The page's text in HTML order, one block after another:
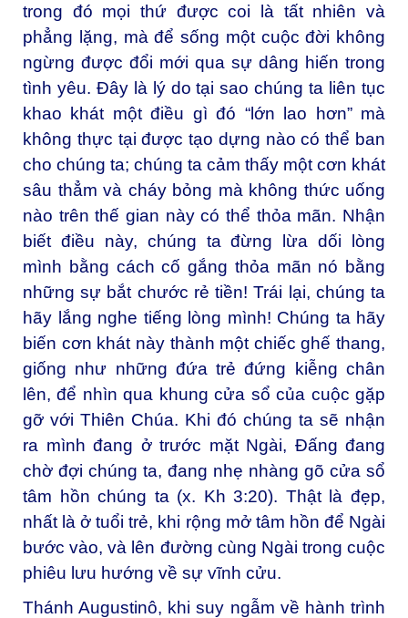
trong đó mọi thứ được coi là tất nhiên và
phẳng lặng, mà để sống một cuộc đời không
ngừng được đổi mới qua sự dâng hiến trong
tình yêu. Đây là lý do tại sao chúng ta liên tục
khao khát một điều gì đó “lớn lao hơn” mà
không thực tại được tạo dựng nào có thể ban
cho chúng ta; chúng ta cảm thấy một cơn khát
sâu thẳm và cháy bỏng mà không thức uống
nào trên thế gian này có thể thỏa mãn. Nhận
biết điều này, chúng ta đừng lừa dối lòng
mình bằng cách cố gắng thỏa mãn nó bằng
những sự bắt chước rẻ tiền! Trái lại, chúng ta
hãy lắng nghe tiếng lòng mình! Chúng ta hãy
biến cơn khát này thành một chiếc ghế thang,
giống như những đứa trẻ đứng kiễng chân
lên, để nhìn qua khung cửa sổ của cuộc gặp
gỡ với Thiên Chúa. Khi đó chúng ta sẽ nhận
ra mình đang ở trước mặt Ngài, Đấng đang
chờ đợi chúng ta, đang nhẹ nhàng gõ cửa sổ
tâm hồn chúng ta (x. Kh 3:20). Thật là đẹp,
nhất là ở tuổi trẻ, khi rộng mở tâm hồn để Ngài
bước vào, và lên đường cùng Ngài trong cuộc
phiêu lưu hướng về sự vĩnh cửu.
Thánh Augustinô, khi suy ngẫm về hành trình